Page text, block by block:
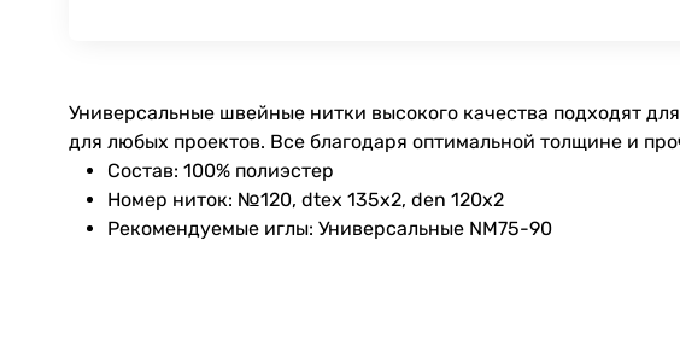
Универсальные швейные нитки высокого качества подходят
для любых проектов. Все благодаря оптимальной толщине и
Состав: 100% полиэстер
Номер ниток: №120, dtex 135x2, den 120x2
Рекомендуемые иглы: Универсальные NM75-90